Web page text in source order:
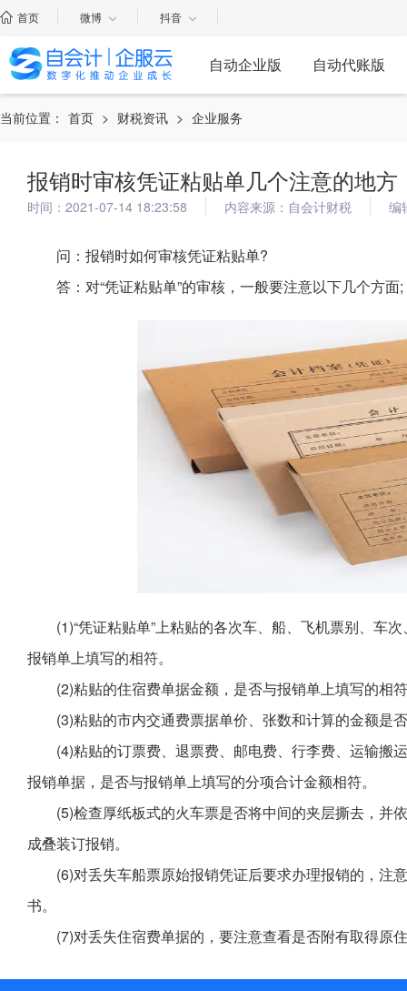
首页 微博 抖音
自动企业版 自动代账版
当前位置： 首页 > 财税资讯 > 企业服务
报销时审核凭证粘贴单几个注意的地方
时间：2021-07-14 18:23:58 内容来源：自会计财税 编
问：报销时如何审核凭证粘贴单?
答：对“凭证粘贴单”的审核，一般要注意以下几个方面;
(1)“凭证粘贴单”上粘贴的各次车、船、飞机票别、车
报销单上填写的相符。
(2)粘贴的住宿费单据金额，是否与报销单上填写的相
(3)粘贴的市内交通费票据单价、张数和计算的金额是
(4)粘贴的订票费、退票费、邮电费、行李费、运输搬
报销单据，是否与报销单上填写的分项合计金额相符。
(5)检查厚纸板式的火车票是否将中间的夹层撕去，并
成叠装订报销。
(6)对丢失车船票原始报销凭证后要求办理报销的，注
书。
(7)对丢失住宿费单据的，要注意查看是否附有取得原